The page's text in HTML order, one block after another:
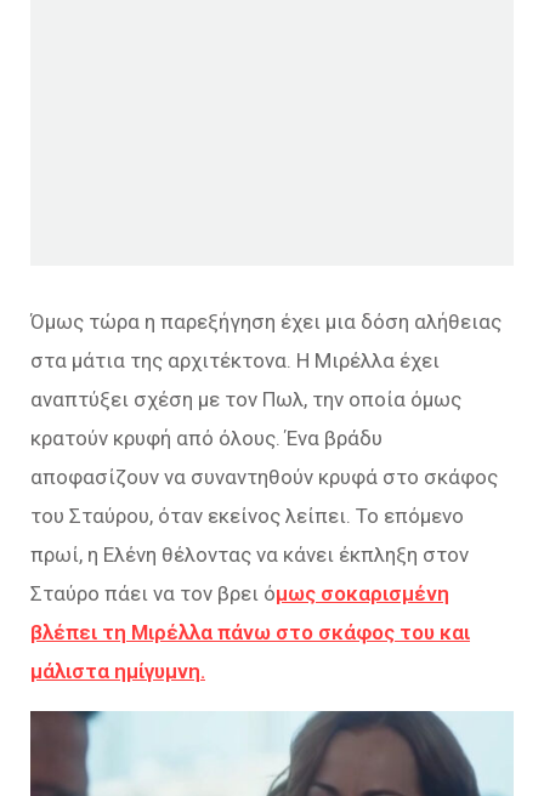
Όμως τώρα η παρεξήγηση έχει μια δόση αλήθειας
στα μάτια της αρχιτέκτονα. Η Μιρέλλα έχει
αναπτύξει σχέση με τον Πωλ, την οποία όμως
κρατούν κρυφή από όλους. Ένα βράδυ
αποφασίζουν να συναντηθούν κρυφά στο σκάφος
του Σταύρου, όταν εκείνος λείπει. Το επόμενο
πρωί, η Ελένη θέλοντας να κάνει έκπληξη στον
Σταύρο πάει να τον βρει όμως σοκαρισμένη
βλέπει τη Μιρέλλα πάνω στο σκάφος του και
μάλιστα ημίγυμνη.